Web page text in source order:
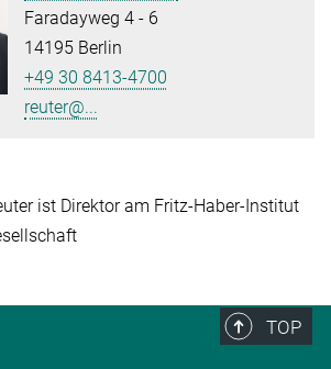
Faradayweg 4 - 6
14195 Berlin
+49 30 8413-4700
reuter@...
ist Direktor am Fritz-Haber-Institut
TOP